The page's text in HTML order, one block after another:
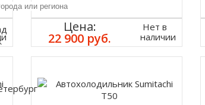
Цена:
22 900 руб.
Нет в
наличии